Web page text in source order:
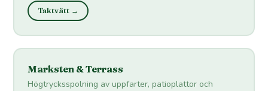
Taktvätt →
Marksten & Terrass
Högtrycksspolning av uppfarter, patioplattor och